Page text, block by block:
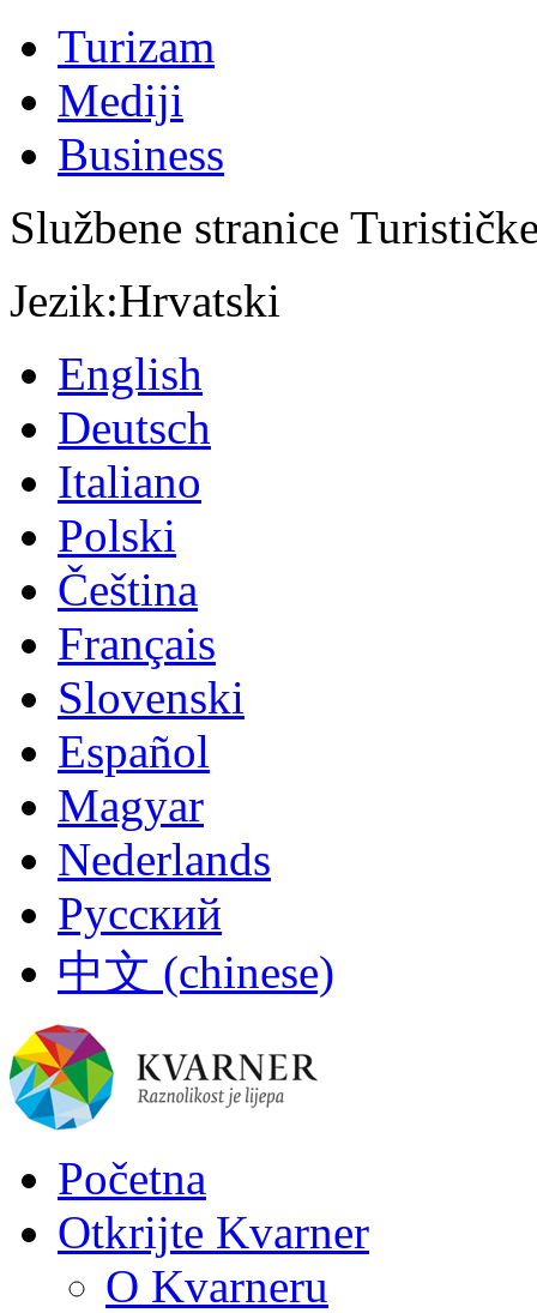
Turizam
Mediji
Business
Službene stranice
Jezik:Hrvatski
English
Deutsch
Italiano
Polski
Čeština
Français
Slovenski
Español
Magyar
Nederlands
Русский
中文 (chinese)
Početna
Otkrijte Kvarner
O Kvarneru